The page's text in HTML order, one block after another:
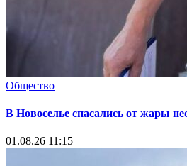
Общество
В Новоселье спасались от жары
01.08.26 11:15